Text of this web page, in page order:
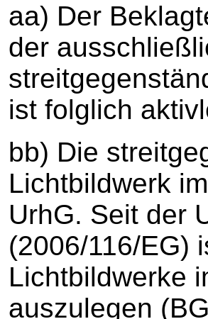
aa) Der
der
ist folglich
bb) Die
Lichtbildwerk
UrhG. Seit der
(2006/116/EG)
Lichtbildwerke
auszulegen